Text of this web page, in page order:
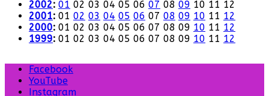
2002: 01 02 03 04 05 06 07 08 09 10 11 12
2001: 01 02 03 04 05 06 07 08 09 10 11 12
2000: 01 02 03 04 05 06 07 08 09 10 11 12
1999: 01 02 03 04 05 06 07 08 09 10 11 12
Facebook
YouTube
Instagram